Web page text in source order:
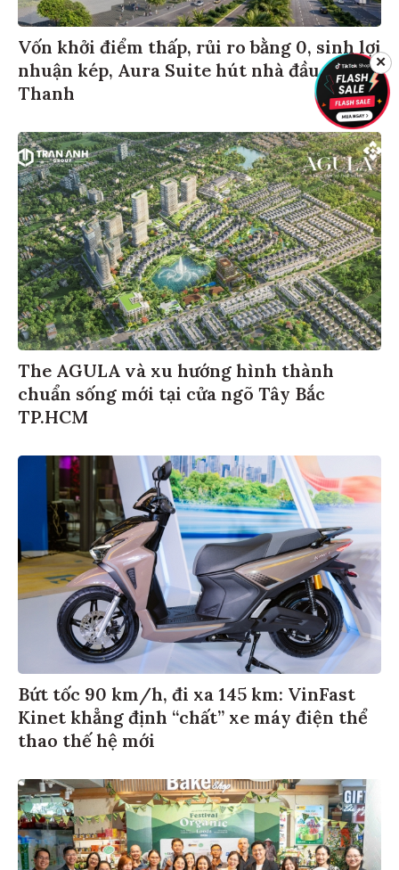
Vốn khởi điểm thấp, rủi ro bằng 0, sinh lợi
nhuận kép, Aura Suite hút nhà đầu tư xứ
Thanh
The AGULA và xu hướng hình thành
chuẩn sống mới tại cửa ngõ Tây Bắc
TP.HCM
Bứt tốc 90 km/h, đi xa 145 km: VinFast
Kinet khẳng định “chất” xe máy điện thể
thao thế hệ mới
✕